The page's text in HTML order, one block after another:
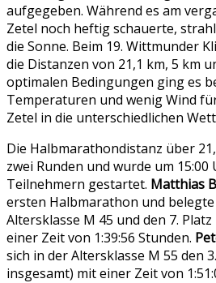
aufgegeben. Während es am
Zetel noch heftig schauerte,
die Sonne. Beim 19. Wittmunder
die Distanzen von 21,1 km, 5 km
optimalen Bedingungen ging es
Temperaturen und wenig Wind
Zetel in die unterschiedlichen
Die Halbmarathondistanz über
zwei Runden und wurde um 15:00
Teilnehmern gestartet. Matthias
ersten Halbmarathon und
Altersklasse M 45 und den 7.
einer Zeit von 1:39:56 Stunden.
sich in der Altersklasse M 55 den
insgesamt) mit einer Zeit von